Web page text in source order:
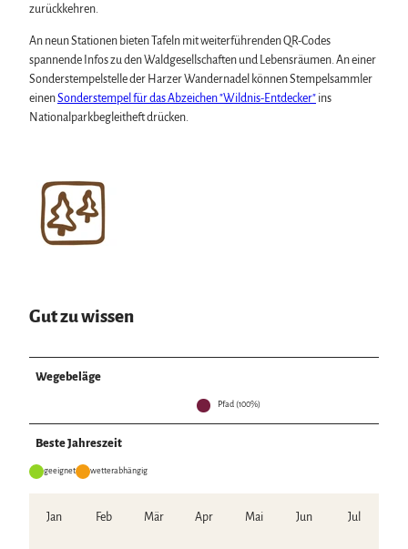
zurückkehren.
An neun Stationen bieten Tafeln mit weiterführenden QR-Codes
spannende Infos zu den Waldgesellschaften und Lebensräumen. An einer
Sonderstempelstelle der Harzer Wandernadel können Stempelsammler
einenSonderstempel für das Abzeichen "Wildnis-Entdecker" ins
Nationalparkbegleitheft drücken.
Gut zu wissen
Wegebeläge
Pfad (100%)
Beste Jahreszeit
geeignet wetterabhängig
Jan Feb Mär Apr Mai Jun Jul